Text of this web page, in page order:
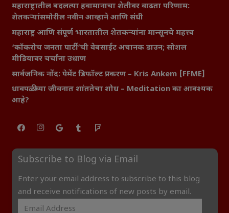
महाराष्ट्रातील बदलत्या हवामानाचा शेतीवर वाढता परिणाम:
शेतकऱ्यांसमोरील नवीन आव्हाने आणि संधी
महाराष्ट्र आणि संपूर्ण भारतातील शेतकऱ्यांना मान्सूनचे महत्त्व
‘कॉकरोच जनता पार्टी’ची वेबसाईट अचानक डाउन; सोशल
मीडियावर चर्चांना उधाण
सार्वजनिक नोंद: पेमेंट डिफॉल्ट प्रकरण – Kris Ankem [FFME]
धावपळीच्या जीवनात शांततेचा शोध – Meditation का आवश्यक
आहे?
Subscribe to Blog via Email
Enter your email address to subscribe to this blog
and receive notifications of new posts by email.